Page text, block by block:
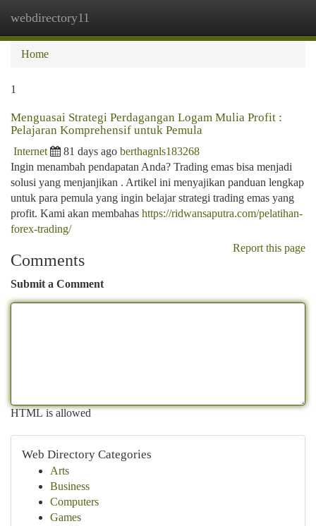
webdirectory11
Home
1
Menguasai Strategi Perdagangan Logam Mulia Profit :
Pelajaran Komprehensif untuk Pemula
Internet 81 days ago berthagnls183268
Ingin menambah pendapatan Anda? Trading emas bisa menjadi
solusi yang menjanjikan . Artikel ini menyajikan panduan lengkap
untuk para pemula yang ingin belajar strategi trading emas yang
profit. Kami akan membahas https://ridwansaputra.com/pelatihan-
forex-trading/
Report this page
Comments
Submit a Comment
HTML is allowed
Web Directory Categories
Arts
Business
Computers
Games